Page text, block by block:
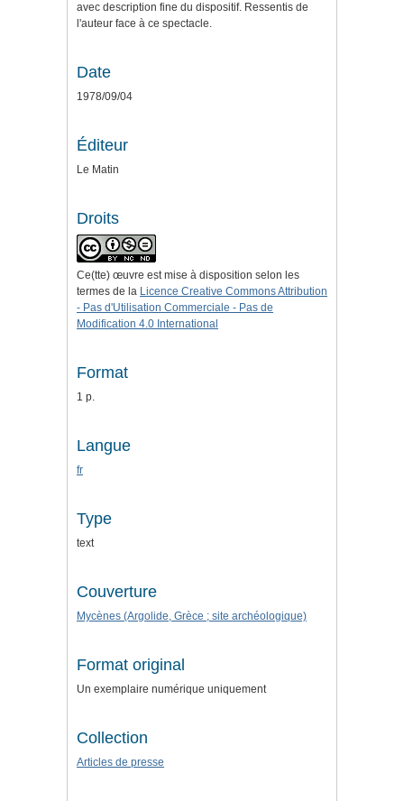
avec description fine du dispositif. Ressentis de
l'auteur face à ce spectacle.
Date
1978/09/04
Éditeur
Le Matin
Droits
Ce(tte) œuvre est mise à disposition selon les
termes de la Licence Creative Commons Attribution
- Pas d'Utilisation Commerciale - Pas de
Modification 4.0 International
Format
1 p.
Langue
fr
Type
text
Couverture
Mycènes (Argolide, Grèce ; site archéologique)
Format original
Un exemplaire numérique uniquement
Collection
Articles de presse